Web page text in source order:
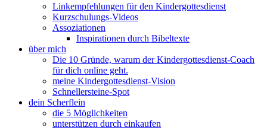
Linkempfehlungen für den Kindergottesdienst
Kurzschulungs-Videos
Assoziationen
Inspirationen durch Bibeltexte
über mich
Die 10 Gründe, warum der Kindergottesdienst-Coach
für dich online geht.
meine Kindergottesdienst-Vision
Schnellersteine-Spot
dein Scherflein
die 5 Möglichkeiten
unterstützen durch einkaufen